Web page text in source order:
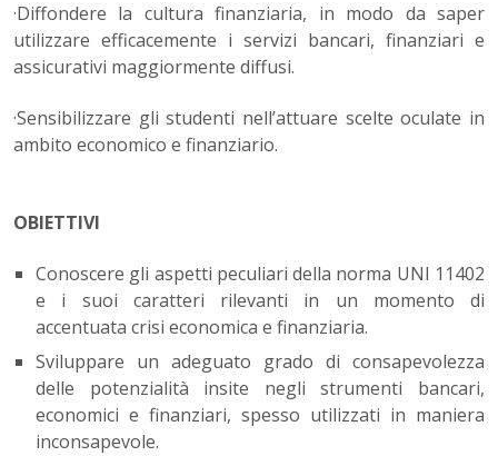
·Diffondere la cultura finanziaria, in modo da saper
utilizzare efficacemente i servizi bancari, finanziari e
assicurativi maggiormente diffusi.
·Sensibilizzare gli studenti nell’attuare scelte oculate in
ambito economico e finanziario.
OBIETTIVI
Conoscere gli aspetti peculiari della norma UNI 11402
e i suoi caratteri rilevanti in un momento di
accentuata crisi economica e finanziaria.
Sviluppare un adeguato grado di consapevolezza
delle potenzialità insite negli strumenti bancari,
economici e finanziari, spesso utilizzati in maniera
inconsapevole.